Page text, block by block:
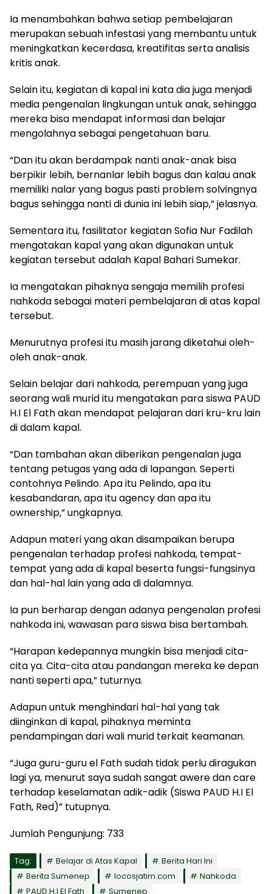
Ia menambahkan bahwa setiap pembelajaran
merupakan sebuah infestasi yang membantu untuk
meningkatkan kecerdasa, kreatifitas serta analisis
kritis anak.
Selain itu, kegiatan di kapal ini kata dia juga menjadi
media pengenalan lingkungan untuk anak, sehingga
mereka bisa mendapat informasi dan belajar
mengolahnya sebagai pengetahuan baru.
“Dan itu akan berdampak nanti anak-anak bisa
berpikir lebih, bernanlar lebih bagus dan kalau anak
memiliki nalar yang bagus pasti problem solvingnya
bagus sehingga nanti di dunia ini lebih siap,” jelasnya.
Sementara itu, fasilitator kegiatan Sofia Nur Fadilah
mengatakan kapal yang akan digunakan untuk
kegiatan tersebut adalah Kapal Bahari Sumekar.
Ia mengatakan pihaknya sengaja memilih profesi
nahkoda sebagai materi pembelajaran di atas kapal
tersebut.
Menurutnya profesi itu masih jarang diketahui oleh-
oleh anak-anak.
Selain belajar dari nahkoda, perempuan yang juga
seorang wali murid itu mengatakan para siswa PAUD
H.I El Fath akan mendapat pelajaran dari kru-kru lain
di dalam kapal.
“Dan tambahan akan diberikan pengenalan juga
tentang petugas yang ada di lapangan. Seperti
contohnya Pelindo. Apa itu Pelindo, apa itu
kesabandaran, apa itu agency dan apa itu
ownership,” ungkapnya.
Adapun materi yang akan disampaikan berupa
pengenalan terhadap profesi nahkoda, tempat-
tempat yang ada di kapal beserta fungsi-fungsinya
dan hal-hal lain yang ada di dalamnya.
Ia pun berharap dengan adanya pengenalan profesi
nahkoda ini, wawasan para siswa bisa bertambah.
“Harapan kedepannya mungkin bisa menjadi cita-
cita ya. Cita-cita atau pandangan mereka ke depan
nanti seperti apa,” tuturnya.
Adapun untuk menghindari hal-hal yang tak
diinginkan di kapal, pihaknya meminta
pendampingan dari wali murid terkait keamanan.
“Juga guru-guru el Fath sudah tidak perlu diragukan
lagi ya, menurut saya sudah sangat awere dan care
terhadap keselamatan adik-adik (Siswa PAUD H.I El
Fath, Red)” tutupnya.
Jumlah Pengunjung: 733
Tag: Belajar di Atas Kapal
Berita Hari Ini
Berita Sumenep
locosjatim.com
Nahkoda
PAUD H.I El Fath
Sumenep